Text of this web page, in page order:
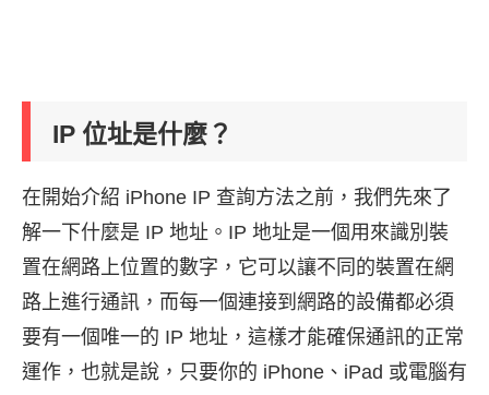
IP 位址是什麼？
在開始介紹 iPhone IP 查詢方法之前，我們先來了
解一下什麼是 IP 地址。IP 地址是一個用來識別裝
置在網路上位置的數字，它可以讓不同的裝置在網
路上進行通訊，而每一個連接到網路的設備都必須
要有一個唯一的 IP 地址，這樣才能確保通訊的正常
運作，也就是說，只要你的 iPhone、iPad 或電腦有